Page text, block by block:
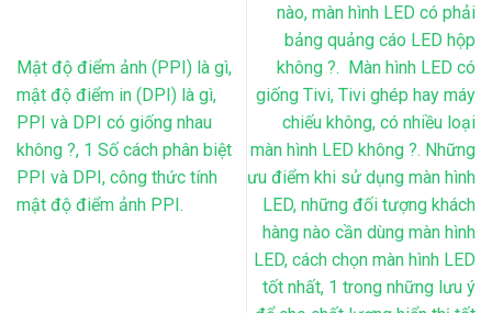
Mật độ điểm ảnh (PPI) là gì,
mật độ điểm in (DPI) là gì,
PPI và DPI có giống nhau
không ?, 1 Số cách phân biệt
PPI và DPI, công thức tính
mật độ điểm ảnh PPI.
nào, màn hình LED có phải
bảng quảng cáo LED hộp
không ?. Màn hình LED có
giống Tivi, Tivi ghép hay máy
chiếu không, có nhiều loại
màn hình LED không ?. Những
ưu điểm khi sử dụng màn hình
LED, những đối tượng khách
hàng nào cần dùng màn hình
LED, cách chọn màn hình LED
tốt nhất, 1 trong những lưu ý